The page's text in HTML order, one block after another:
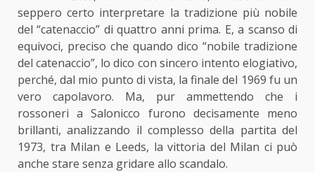
seppero certo interpretare la tradizione più nobile
del “catenaccio” di quattro anni prima. E, a scanso di
equivoci, preciso che quando dico “nobile tradizione
del catenaccio”, lo dico con sincero intento elogiativo,
perché, dal mio punto di vista, la finale del 1969 fu un
vero capolavoro. Ma, pur ammettendo che i
rossoneri a Salonicco furono decisamente meno
brillanti, analizzando il complesso della partita del
1973, tra Milan e Leeds, la vittoria del Milan ci può
anche stare senza gridare allo scandalo.